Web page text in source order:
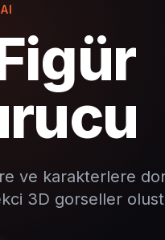
ve karakterlere
3D gorseller